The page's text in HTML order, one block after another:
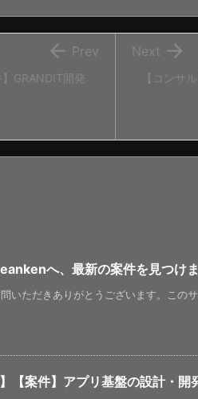
【コンサ

Next
】GRANDIT開発
 Prev
へ、最新の案件を見つけ
いただきありがとうございます。この
】【案件】アプリ基盤の設計・